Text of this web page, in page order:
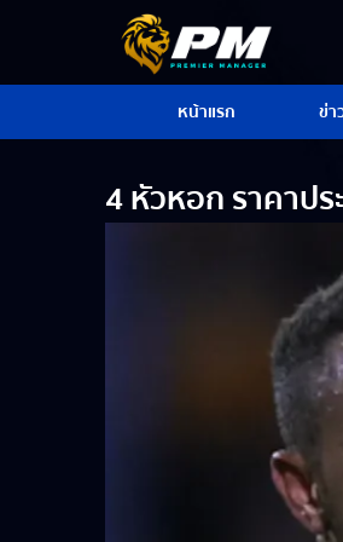
หน้าแรก ข่
4 หัวหอก ราคาป